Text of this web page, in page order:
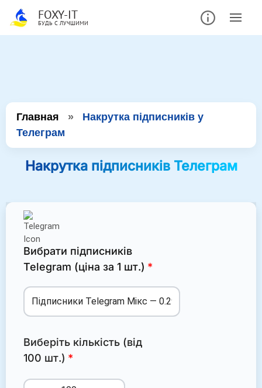
FOXY-IT
БУДЬ С ЛУЧШИМИ
Главная »
Накрутка підписників у
Телеграм
Накрутка підписників Телеграм
Вибрати підписників
Telegram (ціна за 1 шт.)
Виберіть кількість (від
100 шт.)